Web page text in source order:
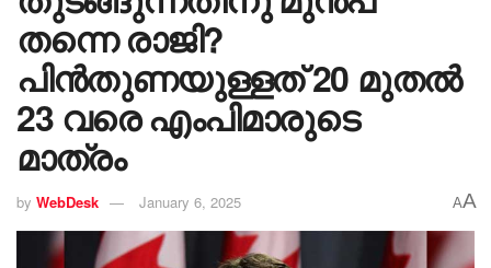
തന്നെ രാജി?
പിൻതുണയുള്ളത് 20 മുതൽ
23 വരെ എംപിമാരുടെ
മാത്രം
by WebDesk January 6, 2025 AA